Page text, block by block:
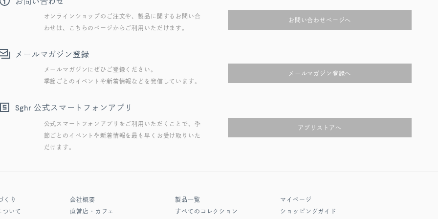
オンラインショップのご注文や、製品に関するお問い合
わせは、こちらのページからご利用いただけます。
お問い合わせページへ
メールマガジン登録
メールマガジンにぜひご登録ください。
季節ごとのイベントや新着情報などを発信しています。
メールマガジン登録へ
Sghr 公式スマートフォンアプリ
公式スマートフォンアプリをご利用いただくことで、季
節ごとのイベントや新着情報を最も早くお受け取りいた
だけます。
アプリストアへ
くり
ついて
会社概要
直営店・カフェ
製品一覧
すべてのコレクション
マイページ
ショッピングガイド